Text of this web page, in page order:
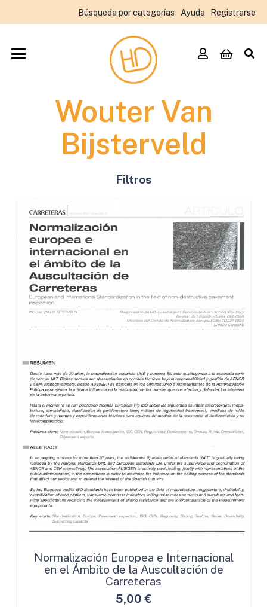
Búsqueda por categorías Ayuda Registrarse
Wouter Van
Bijsterveld
Filtros
Normalización Europea e Internacional
en el Ámbito de la Auscultación de
Carreteras
5,00 €